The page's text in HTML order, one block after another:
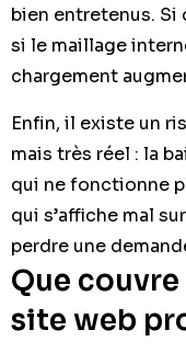
bien entretenus. Si
si le maillage
chargement
Enfin, il existe un
mais très réel : la
qui ne fonctionne
qui s’affiche mal
perdre une
Que
site web